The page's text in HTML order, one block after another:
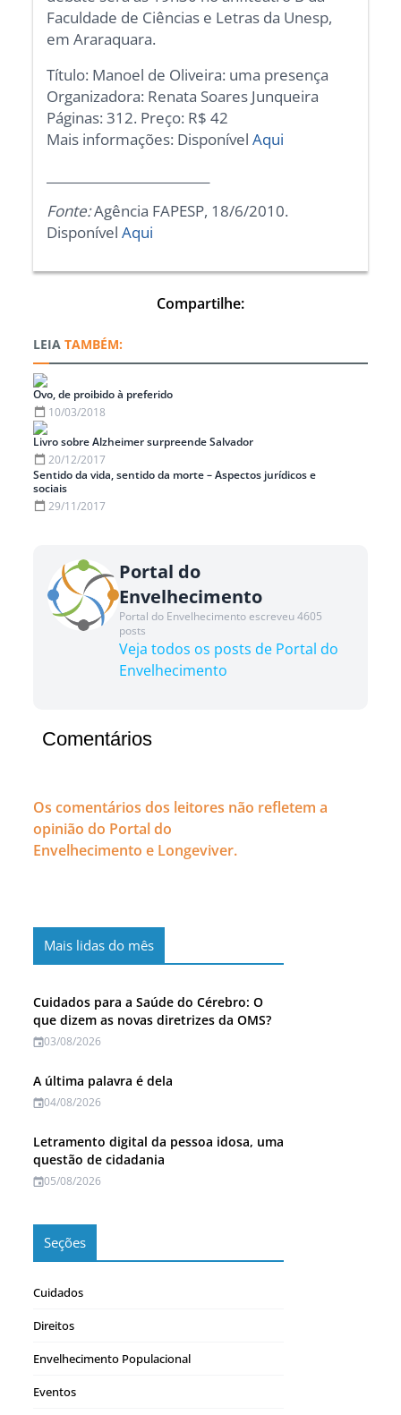
Faculdade de Ciências e Letras da Unesp,
em Araraquara.
Título: Manoel de Oliveira: uma presença
Organizadora: Renata Soares Junqueira
Páginas: 312. Preço: R$ 42
Mais informações: DisponívelAqui
Fonte:Agência FAPESP, 18/6/2010.
DisponívelAqui
Compartilhe:
TAMBÉM:
Ovo, de proibido à preferido
10/03/2018
Livro sobre Alzheimer surpreende Salvador
20/12/2017
Sentido da vida, sentido da morte – Aspectos jurídicos e
sociais
29/11/2017
Portal do
Envelhecimento
Portal do Envelhecimento escreveu 4605
posts
Veja todos os posts de Portal do
Envelhecimento
Comentários
Os comentários dos leitores não refletem a
opinião do Portal do
Envelhecimento e Longeviver.
Mais lidas do mês
Cuidados para a Saúde do Cérebro: O
que dizem as novas diretrizes da OMS?
03/08/2026
A última palavra é dela
04/08/2026
Letramento digital da pessoa idosa, uma
questão de cidadania
05/08/2026
Seções
Cuidados
Direitos
Envelhecimento Populacional
Eventos